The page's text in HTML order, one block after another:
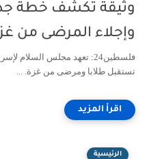
وثيقة تكشف خطة
وإجلاء المرضى من
فلسطين24: تعهد مجلس السلام
تستقبل طلابا ومرضى من غزة. ...
الرئيسية